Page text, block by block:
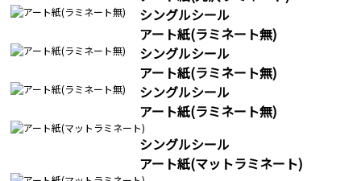
シングルシール
アート紙(ラミネート無)
シングルシール
アート紙(ラミネート無)
シングルシール
アート紙(ラミネート無)
シングルシール
アート紙(マットラミネート)